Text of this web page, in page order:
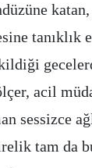
tanıklık
acil
sessizce
tam da